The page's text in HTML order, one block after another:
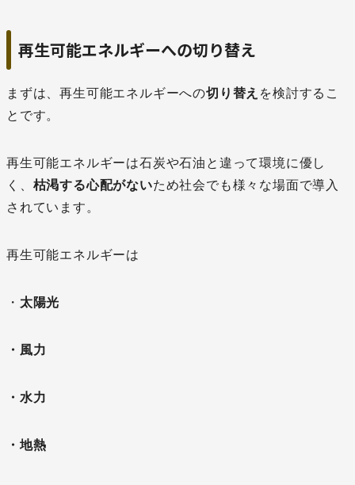
再生可能エネルギーへの切り替え
まずは、再生可能エネルギーへの切り替え を検討するこ
とです。
再生可能エネルギーは石炭や石油と違って環境に優し
く、 枯渇する心配がないため社会でも様々な場面で導入
されています。
再生可能エネルギーは
・ 太陽光
・風力
・水力
・地熱